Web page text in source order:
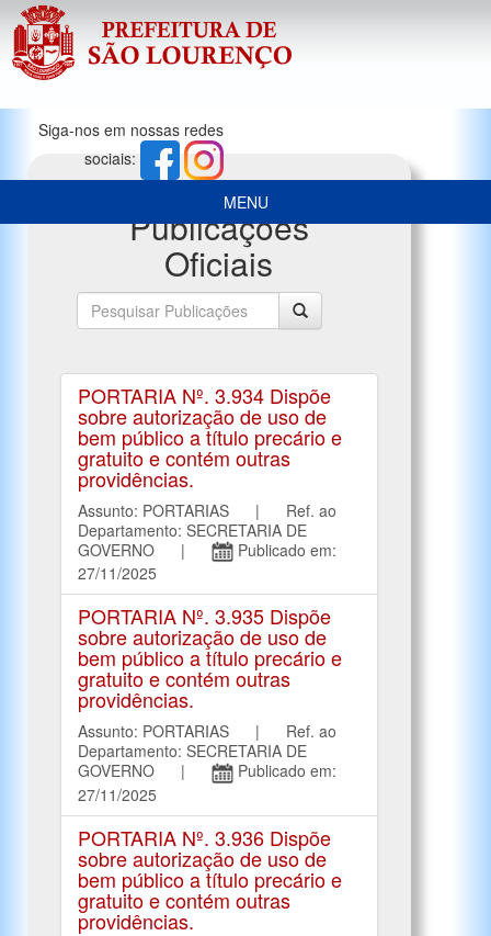
Siga-nos em nossas redes
sociais:
MENU
Publicações
Oficiais
PORTARIA Nº. 3.934 Dispõe
sobre autorização de uso de
bem público a título precário e
gratuito e contém outras
providências.
Assunto: PORTARIAS | Ref. ao
Departamento: SECRETARIA DE
GOVERNO |
Publicado em:
27/11/2025
PORTARIA Nº. 3.935 Dispõe
sobre autorização de uso de
bem público a título precário e
gratuito e contém outras
providências.
Assunto: PORTARIAS | Ref. ao
Departamento: SECRETARIA DE
GOVERNO |
Publicado em:
27/11/2025
PORTARIA Nº. 3.936 Dispõe
sobre autorização de uso de
bem público a título precário e
gratuito e contém outras
providências.